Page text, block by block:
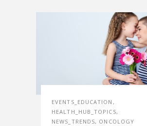
EVENTS_EDUCATION ,
HEALTH_HUB_TOPICS,
NEWS_TRENDS, ONCOLOGY